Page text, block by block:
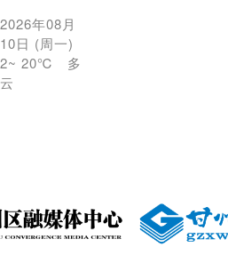
2026年08月
10日 (周一)
2~ 20℃
多
云